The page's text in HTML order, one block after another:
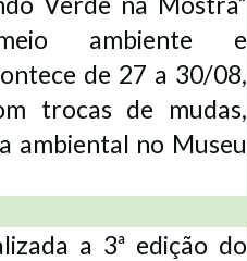
ambiente e
de 27 a 30/08,
trocas de mudas,
ambiental no Museu
a 3ª edição do